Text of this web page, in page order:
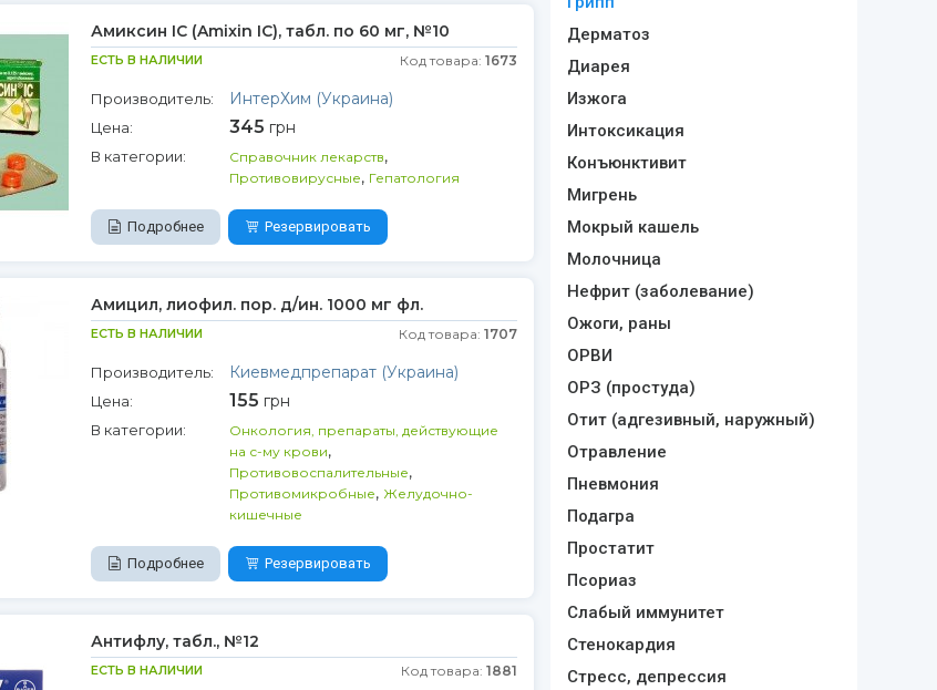
Амиксин IC (Amixin IC), табл. по 60 мг, №10
ЕСТЬ В НАЛИЧИИ Код товара: 1673
Производитель: ИнтерХим (Украина)
Цена: 345 грн
В категории: Справочник лекарств,
Противовирусные, Гепатология
Подробнее Резервировать
Амицил, лиофил. пор. д/ин. 1000 мг фл.
ЕСТЬ В НАЛИЧИИ Код товара: 1707
Производитель: Киевмедпрепарат (Украина)
Цена: 155 грн
В категории:
Онкология, препараты, действующие
на с-му крови,
Противовоспалительные,
Противомикробные, Желудочно-
кишечные
Подробнее Резервировать
Антифлу, табл., №12
ЕСТЬ В НАЛИЧИИ Код товара: 1881
Дерматоз
Диарея
Изжога
Интоксикация
Конъюнктивит
Мигрень
Мокрый кашель
Молочница
Нефрит (заболевание)
Ожоги, раны
ОРВИ
ОРЗ (простуда)
Отит (адгезивный, наружный)
Отравление
Пневмония
Подагра
Простатит
Псориаз
Слабый иммунитет
Стенокардия
Стресс, депрессия